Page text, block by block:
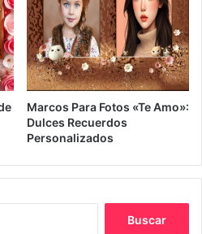
Marcos Para Fotos «Te Amo»:
Dulces Recuerdos
Personalizados